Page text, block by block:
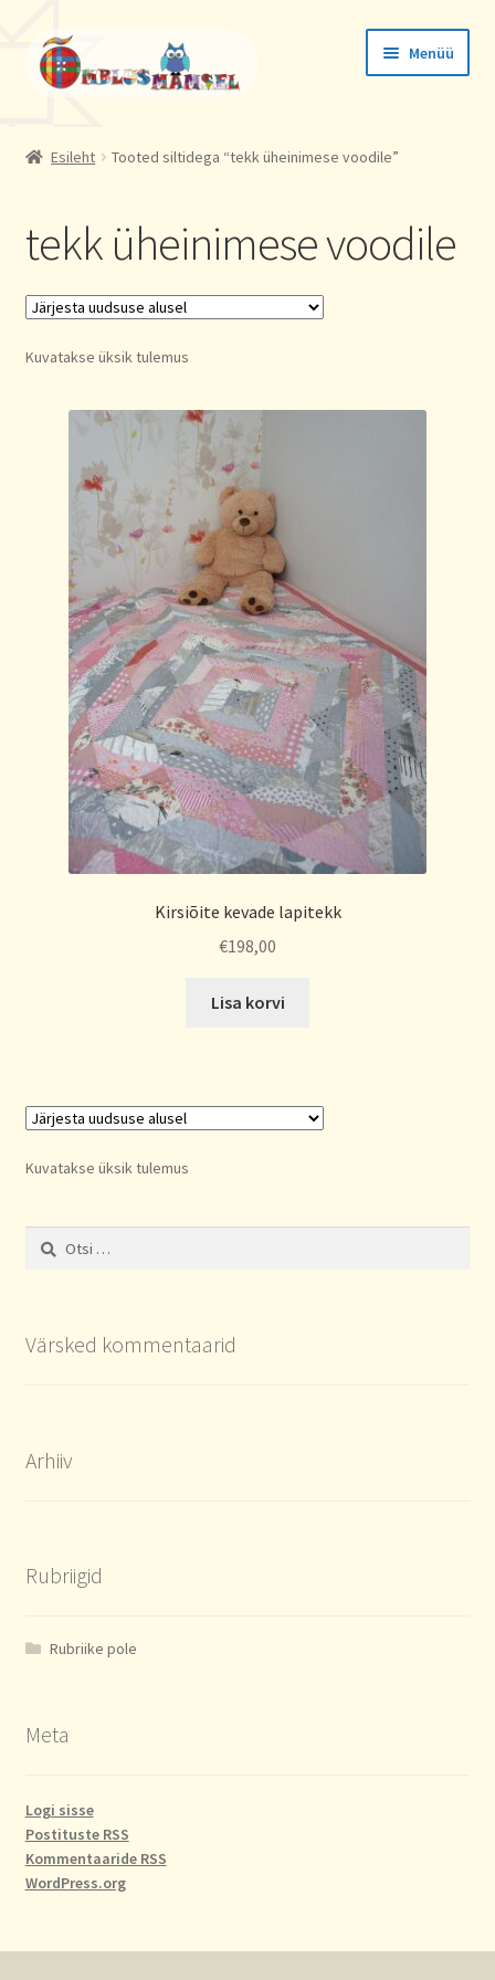
Liigu
navigeerimisele
Liigu
sisu
juurde
Menüü
Aadressid
Esileht Tooted siltidega “tekk üheinimese voodile”
tekk üheinimese voodile
Kuvatakse üksik tulemus
Kirsiõite kevade lapitekk
€198,00
Lisa korvi
Kuvatakse üksik tulemus
Otsi:
Värsked kommentaarid
Arhiiv
Rubriigid
Rubriike pole
Meta
Logi sisse
Postituste RSS
Kommentaaride RSS
WordPress.org